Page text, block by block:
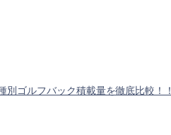
ゴルフバック積載量を徹底比較！！